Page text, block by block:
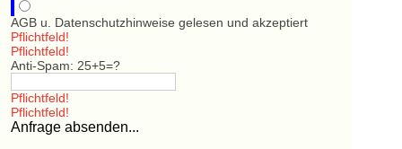
AGB u. Datenschutzhinweise gelesen und akzeptiert
Pflichtfeld!
Pflichtfeld!
Anti-Spam: 25+5=?
Pflichtfeld!
Pflichtfeld!
Anfrage absenden...